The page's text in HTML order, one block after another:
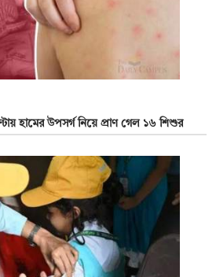
হামের উপসর্গ নিয়ে প্রাণ গেল ১৬ শিশুর